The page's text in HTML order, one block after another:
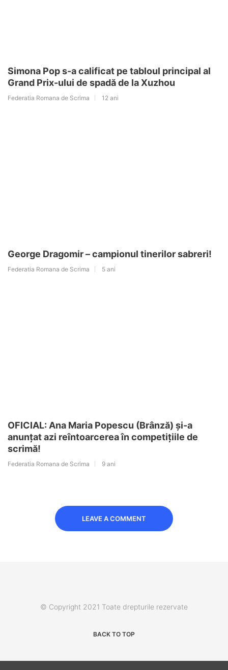
Simona Pop s-a calificat pe tabloul principal al
Grand Prix-ului de spadă de la Xuzhou
Federatia Romana de Scrima 12 ani
George Dragomir – campionul tinerilor sabreri!
Federatia Romana de Scrima 5 ani
OFICIAL: Ana Maria Popescu (Brânză) și-a
anunțat azi reîntoarcerea în competițiile de
scrimă!
Federatia Romana de Scrima 9 ani
LEAVE A COMMENT
© Copyright 2021 Toate drepturile rezervate
BACK TO TOP